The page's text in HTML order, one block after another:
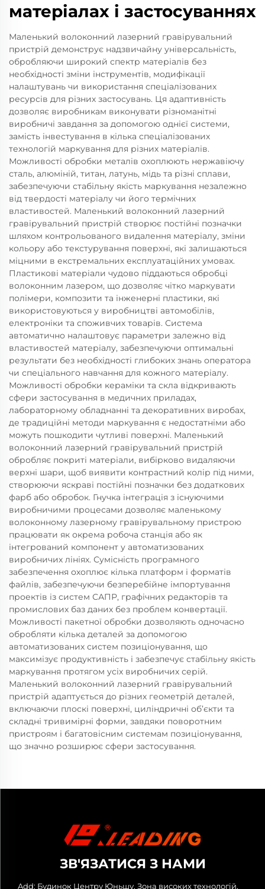
матеріалах і застосуваннях
Маленький волоконний лазерний гравірувальний
пристрій демонструє надзвичайну універсальність,
обробляючи широкий спектр матеріалів без
необхідності зміни інструментів, модифікації
налаштувань чи використання спеціалізованих
ресурсів для різних застосувань. Ця адаптивність
дозволяє виробникам виконувати різноманітні
виробничі завдання за допомогою однієї системи,
замість інвестування в кілька спеціалізованих
технологій маркування для різних матеріалів.
Можливості обробки металів охоплюють нержавіючу
сталь, алюміній, титан, латунь, мідь та різні сплави,
забезпечуючи стабільну якість маркування незалежно
від твердості матеріалу чи його термічних
властивостей. Маленький волоконний лазерний
гравірувальний пристрій створює постійні позначки
шляхом контрольованого видалення матеріалу, зміни
кольору або текстурування поверхні, які залишаються
міцними в екстремальних експлуатаційних умовах.
Пластикові матеріали чудово піддаються обробці
волоконним лазером, що дозволяє чітко маркувати
полімери, композити та інженерні пластики, які
використовуються у виробництві автомобілів,
електроніки та споживчих товарів. Система
автоматично налаштовує параметри залежно від
властивостей матеріалу, забезпечуючи оптимальні
результати без необхідності глибоких знань оператора
чи спеціального навчання для кожного матеріалу.
Можливості обробки кераміки та скла відкривають
сфери застосування в медичних приладах,
лабораторному обладнанні та декоративних виробах,
де традиційні методи маркування є недостатніми або
можуть пошкодити чутливі поверхні. Маленький
волоконний лазерний гравірувальний пристрій
обробляє покриті матеріали, вибірково видаляючи
верхні шари, щоб виявити контрастний колір під ними,
створюючи яскраві постійні позначки без додаткових
фарб або обробок. Гнучка інтеграція з існуючими
виробничими процесами дозволяє маленькому
волоконному лазерному гравірувальному пристрою
працювати як окрема робоча станція або як
інтегрований компонент у автоматизованих
виробничих лініях. Сумісність програмного
забезпечення охоплює кілька платформ і форматів
файлів, забезпечуючи безперебійне імпортування
проектів із систем САПР, графічних редакторів та
промислових баз даних без проблем конвертації.
Можливості пакетної обробки дозволяють одночасно
обробляти кілька деталей за допомогою
автоматизованих систем позиціонування, що
максимізує продуктивність і забезпечує стабільну якість
маркування протягом усіх виробничих серій.
Маленький волоконний лазерний гравірувальний
пристрій адаптується до різних геометрій деталей,
включаючи плоскі поверхні, циліндричні об’єкти та
складні тривимірні форми, завдяки поворотним
пристроям і багатовісним системам позиціонування,
що значно розширює сфери застосування.
ЗВ'ЯЗАТИСЯ З НАМИ
Add: Будинок Центру Юньшу, Зона високих технологій,